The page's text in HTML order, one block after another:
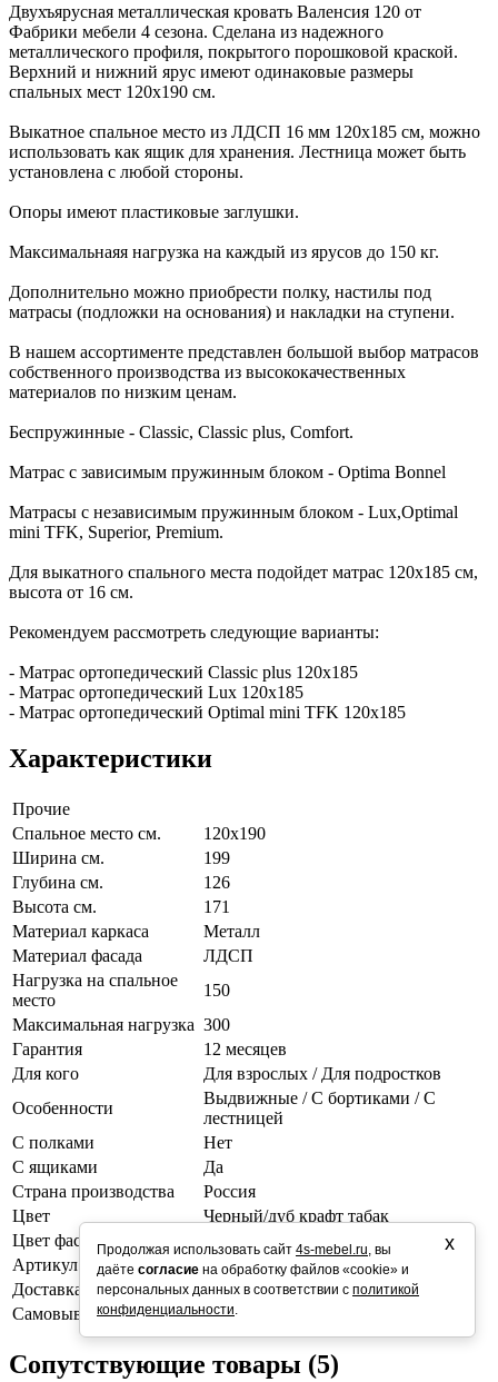
Двухъярусная металлическая кровать Валенсия 120 от
Фабрики мебели 4 сезона. Сделана из надежного
металлического профиля, покрытого порошковой краской.
Верхний и нижний ярус имеют одинаковые размеры
спальных мест 120х190 см.
Выкатное спальное место из ЛДСП 16 мм 120х185 см, можно
использовать как ящик для хранения. Лестница может быть
установлена с любой стороны.
Опоры имеют пластиковые заглушки.
Максимальнаяя нагрузка на каждый из ярусов до 150 кг.
Дополнительно можно приобрести полку, настилы под
матрасы (подложки на основания) и накладки на ступени.
В нашем ассортименте представлен большой выбор матрасов
собственного производства из высококачественных
материалов по низким ценам.
Беспружинные - Classic, Classic plus, Comfort.
Матрас с зависимым пружинным блоком - Optima Bonnel
Матрасы с независимым пружинным блоком - Lux,Optimal
mini TFK, Superior, Premium.
Для выкатного спального места подойдет матрас 120х185 см,
высота от 16 см.
Рекомендуем рассмотреть следующие варианты:
- Матрас ортопедический Classic plus 120х185
- Матрас ортопедический Lux 120х185
- Матрас ортопедический Optimal mini TFK 120х185
Характеристики
Прочие
Спальное место см.
120х190
Ширина см.
199
Глубина см.
126
Высота см.
171
Материал каркаса
Металл
Материал фасада
ЛДСП
Нагрузка на спальное
место
150
Максимальная нагрузка 300
Гарантия
12 месяцев
Для кого
Для взрослых / Для подростков
Особенности
Выдвижные / С бортиками / С
лестницей
С полками
Нет
С ящиками
Да
Страна производства
Россия
Цвет
Черный/дуб крафт табак
Цвет фасадов
Артикул
4s-va120_vykatdkt-9005
Доставка
2-3 дня
Самовывоз
Завтра
Сопутствующие товары (5)
Продолжая использовать сайт 4s-mebel.ru, вы
даёте согласие на обработку файлов «cookie» и
персональных данных в соответствии с политикой
конфиденциальности.
х